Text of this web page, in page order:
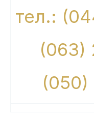
тел.:
(063)
(050)